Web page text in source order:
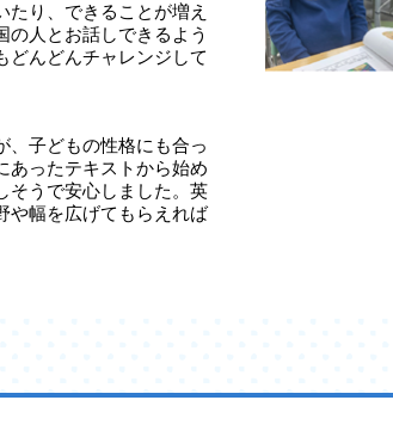
り、できることが増え
の人とお話しできるよう
どんどんチャレンジして
、子どもの性格にも合っ
あったテキストから始め
そうで安心しました。英
や幅を広げてもらえれば